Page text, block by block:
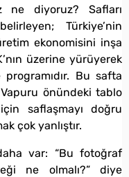
ne diyoruz? Safları
Türkiye’nin
ekonomisini inşa
üzerine yürüyerek
Bu safta
önündeki tablo
saflaşmayı doğru
çok yanlıştır.
var: “Bu fotoğraf
ne olmalı?” diye